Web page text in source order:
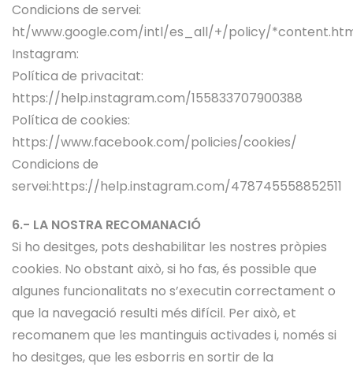
Condicions de servei:
ht/www.google.com/intl/es_all/+/policy/
Instagram:
Política de privacitat:
https://help.instagram.com/155833707900388
Política de cookies:
https://www.facebook.com/policies/cookies/
Condicions de
servei:https://help.instagram.com/478745558852511
6.- LA NOSTRA RECOMANACIÓ
Si ho desitges, pots deshabilitar les nostres pròpies
cookies. No obstant això, si ho fas, és possible que
algunes funcionalitats no s’executin correctament o
que la navegació resulti més difícil. Per això, et
recomanem que les mantinguis activades i, només si
ho desitges, que les esborris en sortir de la